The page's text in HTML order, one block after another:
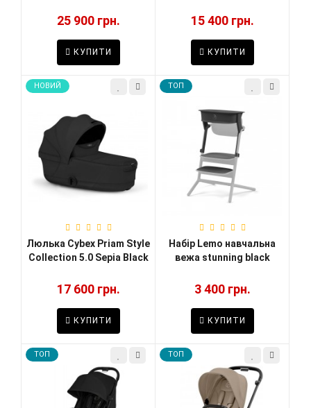
25 900 грн.
КУПИТИ
15 400 грн.
КУПИТИ
НОВИЙ
Люлька Cybex Priam Style
Collection 5.0 Sepia Black
17 600 грн.
КУПИТИ
TOП
Набір Lemo навчальна
вежа stunning black
3 400 грн.
КУПИТИ
TOП TOП